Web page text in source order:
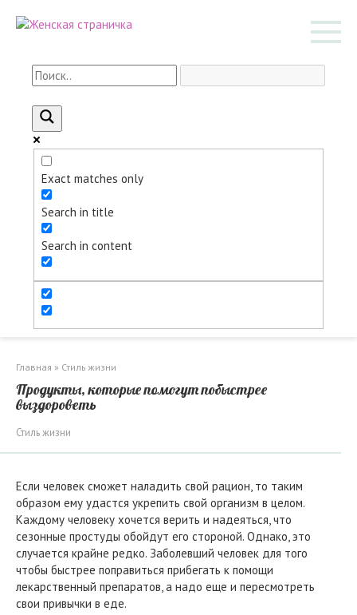
Exact matches only
Search in title
Search in content
Главная » Стиль жизни
Продукты, которые помогут побыстрее
выздороветь
Стиль жизни
Если человек сможет наладить свой рацион, то таким
образом ему удастся укрепить свой организм в целом.
Каждому человеку хочется верить и надеяться, что
сезонные простуды обойдут его стороной. Однако, это
случается крайне редко. Заболевший человек для того
чтобы быстрее поправиться прибегать к помощи
лекарственный препаратов, а надо еще и пересмотреть
свои привычки в еде.